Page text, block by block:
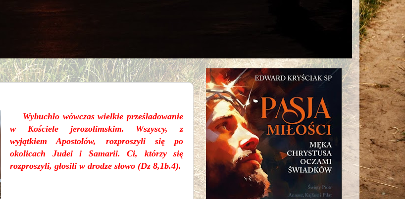
Wybuchło wówczas wielkie prześladowanie
w Kościele jerozolimskim. Wszyscy, z
wyjątkiem Apostołów, rozproszyli się po
okolicach Judei i Samarii. Ci, którzy się
rozproszyli, głosili w drodze słowo (Dz 8,1b.4).